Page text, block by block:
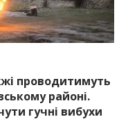
про події
та області.
проводитимуть
районі.
гучні вибухи